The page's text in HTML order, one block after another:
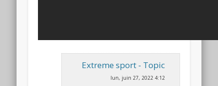
Extreme sport - Topic
lun, juin 27, 2022 4:12